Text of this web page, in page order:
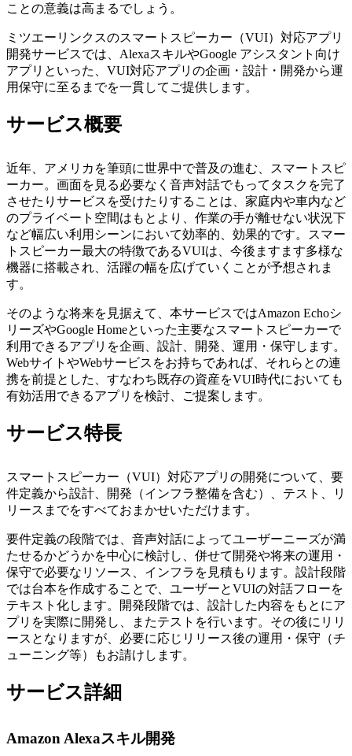
ことの意義は高まるでしょう。
ミツエーリンクスのスマートスピーカー（VUI）対応アプリ
開発サービスでは、AlexaスキルやGoogle アシスタント向け
アプリといった、VUI対応アプリの企画・設計・開発から運
用保守に至るまでを一貫してご提供します。
サービス概要
近年、アメリカを筆頭に世界中で普及の進む、スマートスピ
ーカー。画面を見る必要なく音声対話でもってタスクを完了
させたりサービスを受けたりすることは、家庭内や車内など
のプライベート空間はもとより、作業の手が離せない状況下
など幅広い利用シーンにおいて効率的、効果的です。スマー
トスピーカー最大の特徴であるVUIは、今後ますます多様な
機器に搭載され、活躍の幅を広げていくことが予想されま
す。
そのような将来を見据えて、本サービスではAmazon Echoシ
リーズやGoogle Homeといった主要なスマートスピーカーで
利用できるアプリを企画、設計、開発、運用・保守します。
WebサイトやWebサービスをお持ちであれば、それらとの連
携を前提とした、すなわち既存の資産をVUI時代においても
有効活用できるアプリを検討、ご提案します。
サービス特長
スマートスピーカー（VUI）対応アプリの開発について、要
件定義から設計、開発（インフラ整備を含む）、テスト、リ
リースまでをすべておまかせいただけます。
要件定義の段階では、音声対話によってユーザーニーズが満
たせるかどうかを中心に検討し、併せて開発や将来の運用・
保守で必要なリソース、インフラを見積もります。設計段階
では台本を作成することで、ユーザーとVUIの対話フローを
テキスト化します。開発段階では、設計した内容をもとにア
プリを実際に開発し、またテストを行います。その後にリリ
ースとなりますが、必要に応じリリース後の運用・保守（チ
ューニング等）もお請けします。
サービス詳細
Amazon Alexaスキル開発